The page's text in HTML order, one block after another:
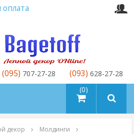
товаров (0)
(095) 707-27-28 (093) 628-27-28
декор
Молдинги